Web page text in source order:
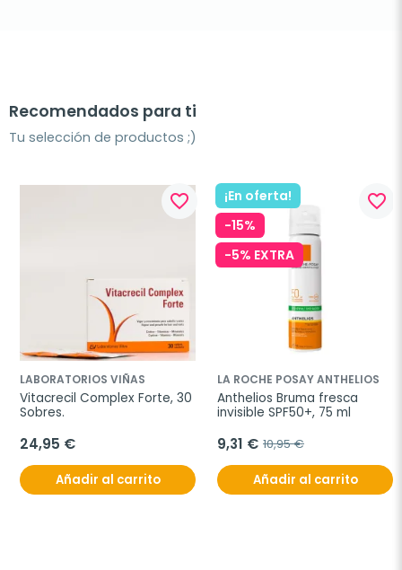
Recomendados para ti
Tu selección de productos ;)
favorite_border
LABORATORIOS VIÑAS
Vitacrecil Complex Forte, 30
Sobres.
24,95 €
Añadir al carrito
¡En oferta!
-15%
-5% EXTRA
favorite_border
LA ROCHE POSAY ANTHELIOS
Anthelios Bruma fresca
invisible SPF50+, 75 ml
9,31 € 10,95 €
Añadir al carrito